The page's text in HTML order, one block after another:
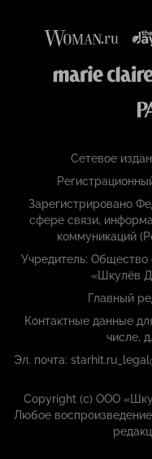
Сетевое
Зарегистрировано
сфере связи,
коммуникаций
Учредитель: Общество
«Шкулёв
Главный
Контактные данные
числе,
Эл. почта:
Copyright (с) ООО
Любое